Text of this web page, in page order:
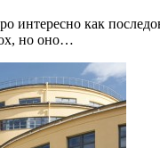
интересно как
но оно…